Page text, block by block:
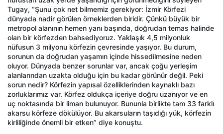
Tugay, “Şunu çok net bilmemiz gerekiyor: İzmir Körfezi
dünyada nadir görülen örneklerden biridir. Çünkü büyük bir
metropol alanının hemen yanı başında, doğrudan temas halinde
olan bir körfezden bahsediyoruz. Yaklaşık 4,5 milyonluk
nüfusun 3 milyonu körfezin çevresinde yaşıyor. Bu durum,
sorunun da doğrudan yaşamın içinde hissedilmesine neden
oluyor. Dünyada benzer sorunlar var, ancak çoğu yerleşim
alanlarından uzakta olduğu için bu kadar görünür değil. Peki
sorun nedir? Körfezin yapısal özelliklerinden kaynaklı bazı
zorluklarımız var. Körfez oldukça içeriye doğru uzanıyor ve en
uç noktasında bir liman bulunuyor. Bununla birlikte tam 33 farklı
akarsu körfeze dökülüyor. Bu akarsuların taşıdığı yük, körfezin
kirliliğinde önemli bir etken” diye konuştu.